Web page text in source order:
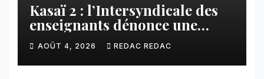
Kasaï 2 : l’Intersyndicale des
enseignants dénonce une
contribution financière
imposée aux écoles de la
CNCA
AOÛT 4, 2026 REDAC REDAC